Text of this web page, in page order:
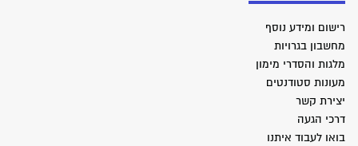
רישום ומידע נוסף
מחשבון בגרויות
מלגות והסדרי מימון
מעונות סטודנטים
יצירת קשר
דרכי הגעה
בואו לעבוד איתנו